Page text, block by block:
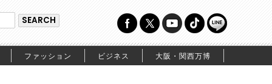
ファッション ビジネス 大阪・関西万博